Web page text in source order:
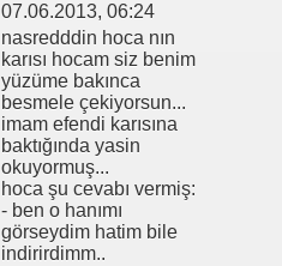
07.06.2013, 06:24
nasredddin hoca nın
karısı hocam siz benim
yüzüme bakınca
besmele çekiyorsun...
imam efendi karısına
baktığında yasin
okuyormuş...
hoca şu cevabı vermiş:
- ben o hanımı
görseydim hatim bile
indirirdimm..